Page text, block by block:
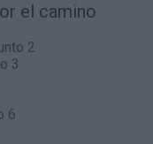
el camino
2
3
6